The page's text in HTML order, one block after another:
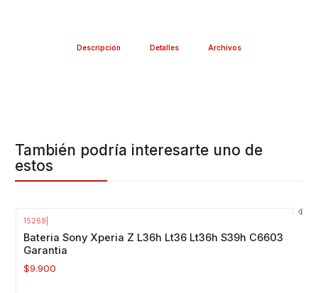
Descripción Detalles Archivos
También podría interesarte uno de
estos
15269
Bateria Sony Xperia Z L36h Lt36 Lt36h S39h C6603
Garantia
$9.900